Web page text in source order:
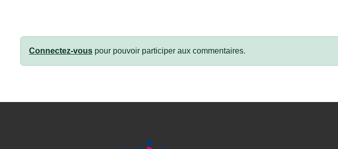
Connectez-vous pour pouvoir participer aux commentaires.